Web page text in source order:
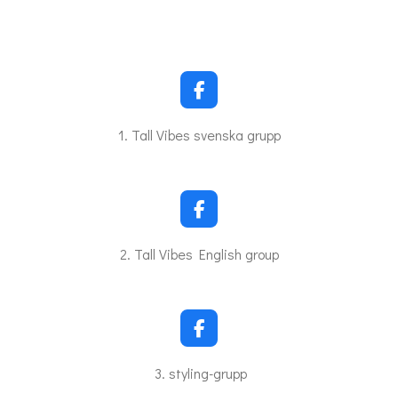
F
a
c
o
k
1. Tall Vibes svenska grupp
F
a
c
o
k
2. Tall Vibes English group
F
a
c
e
3. styling-grupp